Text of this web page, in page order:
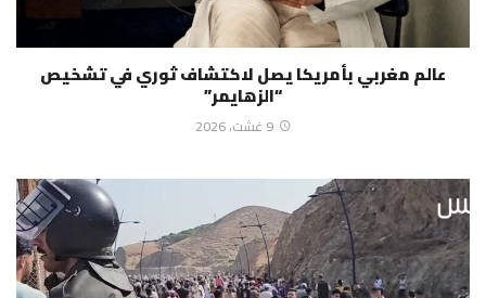
عالم مغربي بأمريكا يصل لاكتشاف ثوري في تشخيص
“الزهايمر”
9 غشت، 2026